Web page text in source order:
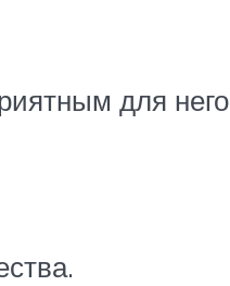
для него